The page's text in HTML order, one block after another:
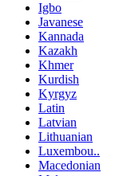
Igbo
Javanese
Kannada
Kazakh
Khmer
Kurdish
Kyrgyz
Latin
Latvian
Lithuanian
Luxembou..
Macedonian